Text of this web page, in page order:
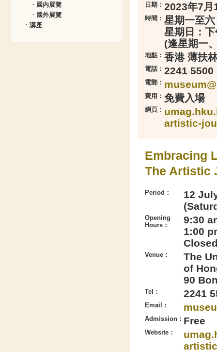
國內展覽
國外展覽
講座
日期： 2023年7月
時間： 星期一至
星期日：
(逢星期一
地點： 香港 薄扶
電話： 2241 5500
電郵：
費用： 免費入場
網頁：
artistic-
Embracing
The Artistic
Period：
12
Opening
Hours：
9:30
1:00
Venue：
The
of
90
Tel： 2241
Email：
Admission： Free
Website：